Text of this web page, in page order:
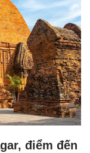
điểm đến